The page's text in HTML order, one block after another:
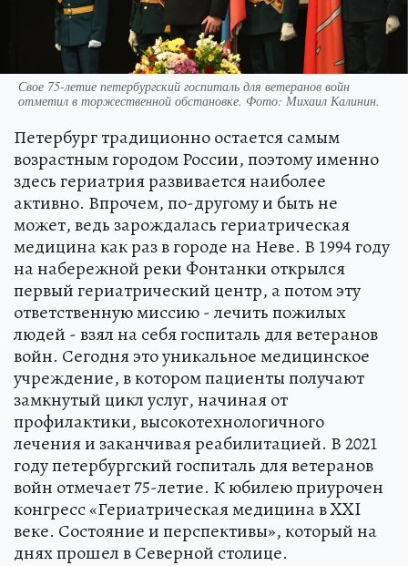
Свое 75-летие петербургский госпиталь для ветеранов войн
отметил в торжественной обстановке. Фото: Михаил Калинин.
Петербург традиционно остается самым
возрастным городом России, поэтому именно
здесь гериатрия развивается наиболее
активно. Впрочем, по-другому и быть не
может, ведь зарождалась гериатрическая
медицина как раз в городе на Неве. В 1994 году
на набережной реки Фонтанки открылся
первый гериатрический центр, а потом эту
ответственную миссию - лечить пожилых
людей - взял на себя госпиталь для ветеранов
войн. Сегодня это уникальное медицинское
учреждение, в котором пациенты получают
замкнутый цикл услуг, начиная от
профилактики, высокотехнологичного
лечения и заканчивая реабилитацией. В 2021
году петербургский госпиталь для ветеранов
войн отмечает 75-летие. К юбилею приурочен
конгресс «Гериатрическая медицина в XXI
веке. Состояние и перспективы», который на
днях прошел в Северной столице.